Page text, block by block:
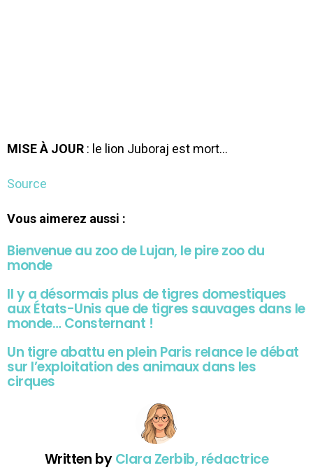
MISE À JOUR : le lion Juboraj est mort…
Source
Vous aimerez aussi :
Bienvenue au zoo de Lujan, le pire zoo du
monde
Il y a désormais plus de tigres domestiques
aux États-Unis que de tigres sauvages dans le
monde… Consternant !
Un tigre abattu en plein Paris relance le débat
sur l’exploitation des animaux dans les
cirques
Written byClara Zerbib, rédactrice